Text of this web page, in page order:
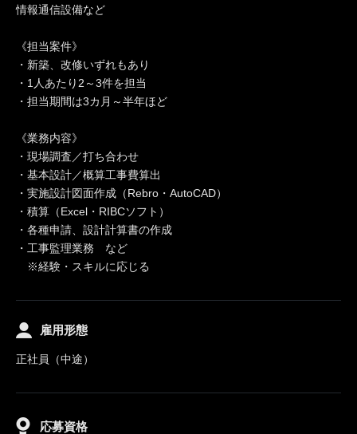
情報通信設備など
《担当案件》
・新築、改修いずれもあり
・1人あたり2～3件を担当
・担当期間は3カ月～半年ほど
《業務内容》
・現場調査／打ち合わせ
・基本設計／概算工事費算出
・実施設計図面作成（Rebro・AutoCAD）
・積算（Excel・RIBCソフト）
・各種申請、設計計算書の作成
・工事監理業務 など
※経験・スキルに応じる
雇用形態
正社員（中途）
応募資格